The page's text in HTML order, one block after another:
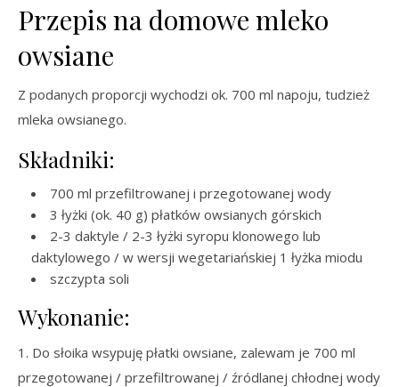
Przepis na domowe mleko
owsiane
Z podanych proporcji wychodzi ok. 700 ml napoju, tudzież
mleka owsianego.
Składniki:
700 ml przefiltrowanej i przegotowanej wody
3 łyżki (ok. 40 g) płatków owsianych górskich
2-3 daktyle / 2-3 łyżki syropu klonowego lub
daktylowego / w wersji wegetariańskiej 1 łyżka miodu
szczypta soli
Wykonanie:
1. Do słoika wsypuję płatki owsiane, zalewam je 700 ml
przegotowanej / przefiltrowanej / źródlanej chłodnej wody